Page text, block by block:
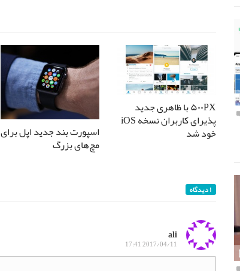
۵۰۰PX با ظاهری جدید
پذیرای کاربران نسخه iOS
خود شد اسپورت بند جدید اپل برای
مچ‌های بزرگ
۱ دیدگاه
ali
2017/04/11 17:41